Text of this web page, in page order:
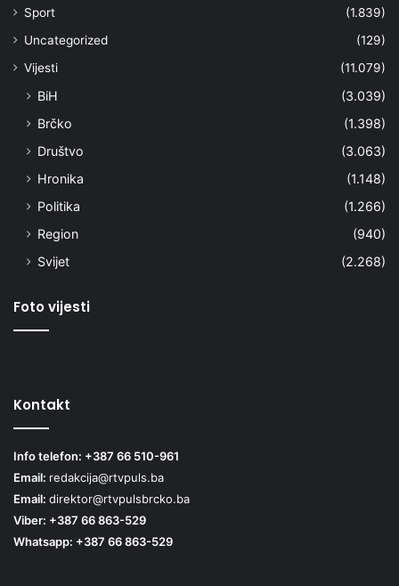
Sport
(1.839)
Uncategorized
(129)
Vijesti
(11.079)
BiH
(3.039)
Brčko
(1.398)
Društvo
(3.063)
Hronika
(1.148)
Politika
(1.266)
Region
(940)
Svijet
(2.268)
Foto vijesti
Kontakt
Info telefon: +387 66 510-961
Email: redakcija@rtvpuls.ba
Email: direktor@rtvpulsbrcko.ba
Viber: +387 66 863-529
Whatsapp: +387 66 863-529